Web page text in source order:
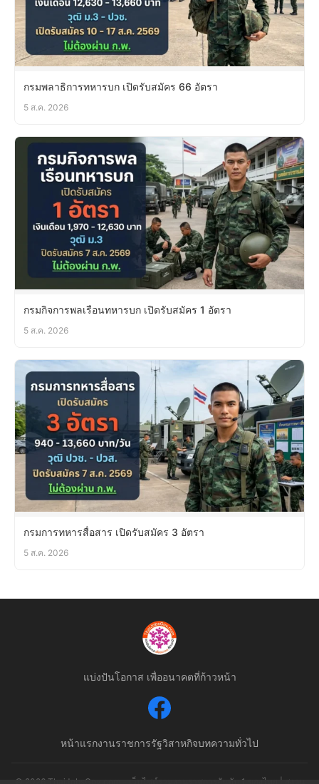
กรมพลาธิการทหารบก เปิดรับสมัคร 66 อัตรา
5 ส.ค. 2026
กรมกิจการพลเรือนทหารบก เปิดรับสมัคร 1 อัตรา
5 ส.ค. 2026
กรมการทหารสื่อสาร เปิดรับสมัคร 3 อัตรา
5 ส.ค. 2026
แบ่งปันโอกาส เพื่ออนาคตที่ก้าวหน้า
หน้าแรกงานราชการรัฐวิสาหกิจบทความทั่วไป
© 2026 ThaiJobsGov.com - เว็บไซต์รวมงานราชการอันดับ 1 ของไทย | สงวน